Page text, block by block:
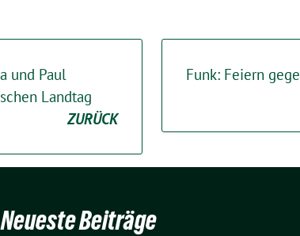
und Paul
Landtag
ZURÜCK
Funk: Feiern
Neueste Beiträge